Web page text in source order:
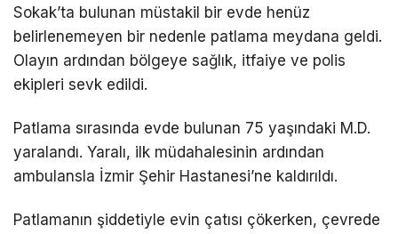
Youtube
Sokak’ta bulunan müstakil bir evde henüz
belirlenemeyen bir nedenle patlama meydana geldi.
Olayın ardından bölgeye sağlık, itfaiye ve polis
ekipleri sevk edildi.
Patlama sırasında evde bulunan 75 yaşındaki M.D.
yaralandı. Yaralı, ilk müdahalesinin ardından
ambulansla İzmir Şehir Hastanesi’ne kaldırıldı.
Patlamanın şiddetiyle evin çatısı çökerken, çevrede